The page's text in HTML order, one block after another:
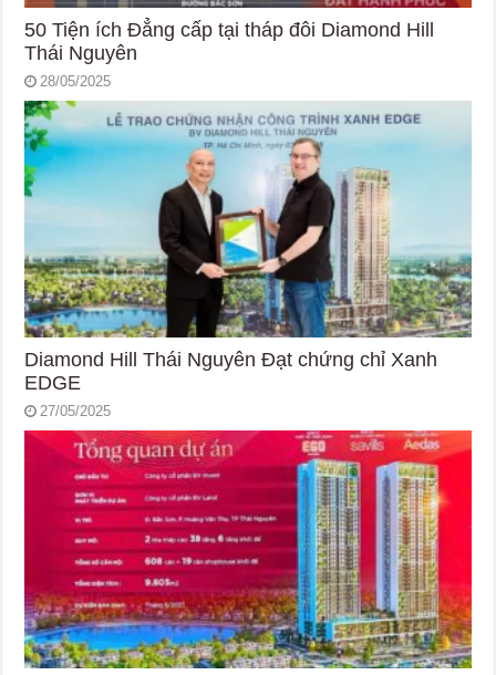
50 Tiện ích Đẳng cấp tại tháp đôi Diamond Hill
Thái Nguyên
28/05/2025
Diamond Hill Thái Nguyên Đạt chứng chỉ Xanh
EDGE
27/05/2025